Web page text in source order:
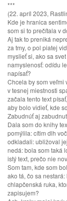
***
(22. apríl 2023,
Kde je hranica
som si to prečítala v
Aj tak to preniká
za tmy, o pol piatej
myslieť si, ako sa
namyslenosť: odídu
napísať?
Chcela by som veľmi
v tesnej miestnosti
začala tento text
aby bolo vidieť, kde
Zabudnúť aj
Dala som do knihy
pomýlila: cítim dlh
odkladali: ubližoval
nedá: bola som taká
istý text, prečo nie
Som tam, kde som
ako tá, čo sa
chlapčenská ruka,
zapisujem?